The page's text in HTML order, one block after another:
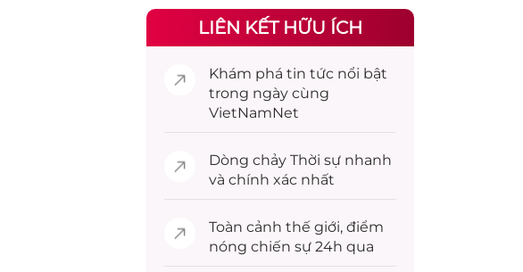
LIÊN KẾT HỮU ÍCH
Khám phá tin tức nổi bật
trong ngày cùng
VietNamNet
Dòng chảy Thời sự nhanh
và chính xác nhất
Toàn cảnh thế giới, điểm
nóng chiến sự 24h qua